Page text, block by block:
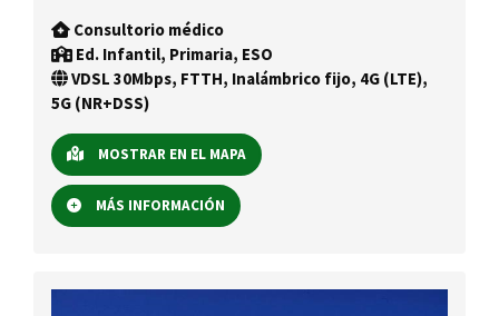
Consultorio médico
Ed. Infantil, Primaria, ESO
VDSL 30Mbps, FTTH, Inalámbrico fijo, 4G (LTE),
5G (NR+DSS)
MOSTRAR EN EL MAPA
MÁS INFORMACIÓN